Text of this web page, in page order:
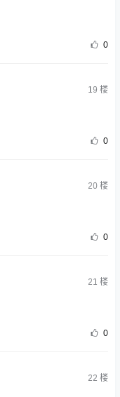
0
19 楼
0
20楼
0
21 楼
0
22 楼